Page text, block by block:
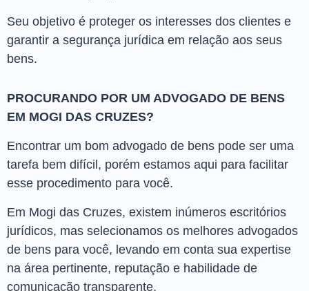
Seu objetivo é proteger os interesses dos clientes e
garantir a segurança jurídica em relação aos seus
bens.
PROCURANDO POR UM ADVOGADO DE BENS
EM MOGI DAS CRUZES?
Encontrar um bom advogado de bens pode ser uma
tarefa bem difícil, porém estamos aqui para facilitar
esse procedimento para você.
Em Mogi das Cruzes, existem inúmeros escritórios
jurídicos, mas selecionamos os melhores advogados
de bens para você, levando em conta sua expertise
na área pertinente, reputação e habilidade de
comunicação transparente.